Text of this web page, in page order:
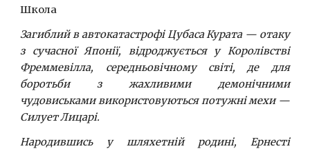
Школа
Загиблий в автокатастрофі Цубаса Курата — отаку
з сучасної Японії, відроджується у Королівстві
Фреммевілла, середньовічному світі, де для
боротьби з жахливими демонічними
чудовиськами використовуються потужні мехи —
Силует Лицарі.
Народившись у шляхетній родині, Ернесті